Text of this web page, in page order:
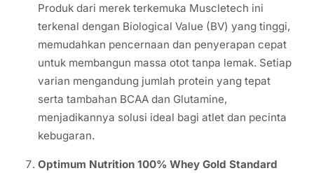
Produk dari merek terkemuka Muscletech ini
terkenal dengan Biological Value (BV) yang tinggi,
memudahkan pencernaan dan penyerapan cepat
untuk membangun massa otot tanpa lemak. Setiap
varian mengandung jumlah protein yang tepat
serta tambahan BCAA dan Glutamine,
menjadikannya solusi ideal bagi atlet dan pecinta
kebugaran.
Optimum Nutrition 100% Whey Gold Standard